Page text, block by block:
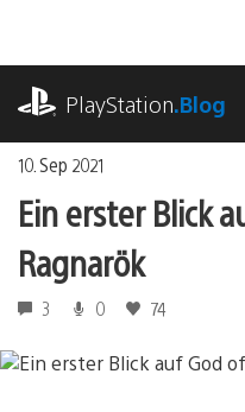
springen
PlayStation.Blog
10. Sep 2021
Ein erster Blick
Ragnarök
3 0 74